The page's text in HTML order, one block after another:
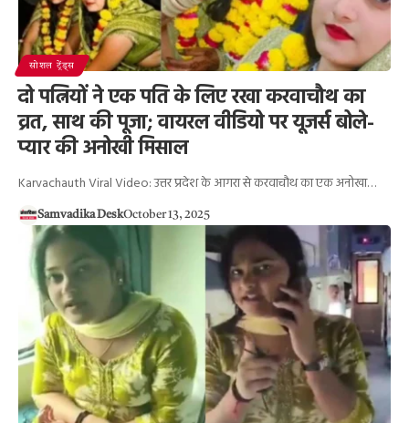
सोशल ट्रेंड्स
दो पत्नियों ने एक पति के लिए रखा करवाचौथ का
व्रत, साथ की पूजा; वायरल वीडियो पर यूजर्स बोले-
प्यार की अनोखी मिसाल
Karvachauth Viral Video: उत्तर प्रदेश के आगरा से करवाचौथ का एक अनोखा…
Samvadika DeskOctober 13, 2025